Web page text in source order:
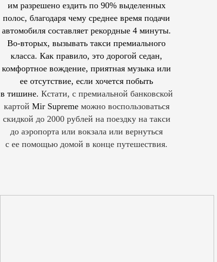
им разрешеноездить по 90% выделенных
полос, благодаря чему среднее время подачи
автомобиля составляет рекордные 4 минуты.
Во-вторых, вызывать такси премиального
класса. Как правило, это дорогой седан,
комфортное вождение, приятная музыка или
ее отсутствие, если хочется побыть
в тишине. Кстати, с премиальной банковской
картой Mir Supreme можно воспользоваться
скидкой до 2000 рублей на поездку на такси
до аэропорта или вокзала или вернуться
с ее помощью домой в конце путешествия.